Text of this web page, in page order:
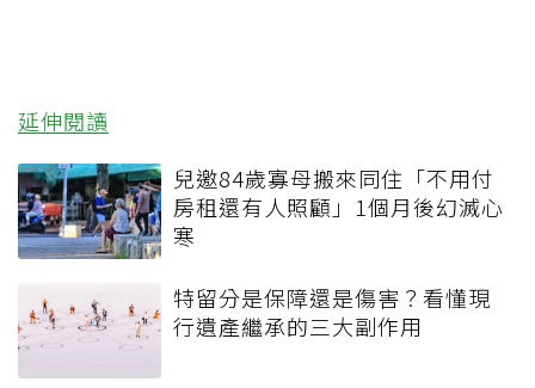
延伸閱讀
兒邀84歲寡母搬來同住「不用付
房租還有人照顧」1個月後幻滅心
寒
特留分是保障還是傷害？看懂現
行遺產繼承的三大副作用